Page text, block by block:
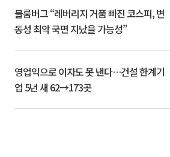
블룸버그 “레버리지 거품 빠진 코스피, 변
동성 최악 국면 지났을 가능성”
영업익으로 이자도 못 낸다…건설 한계기
업 5년 새 62→173곳